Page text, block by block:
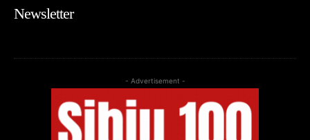
Newsletter
- Advertisement -